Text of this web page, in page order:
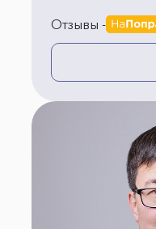
Отзывы -